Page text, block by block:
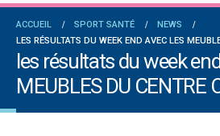
ACCUEIL SPORT SANTÉ
NEWS
LES RÉSULTATS DU WEEK END AVEC LES
les résultats du week
MEUBLES DU CENTRE
seniors garçons par Philippe Buffevant
Progrès
2 et Fédérale B: finir sur une bonne note
vieilles
6 juillet
Groupe
18 juin